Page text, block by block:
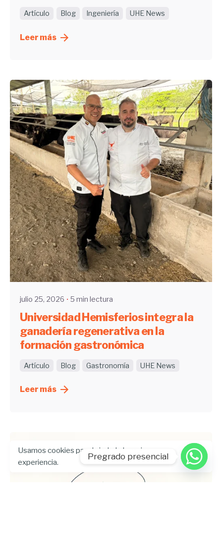
Artículo Blog Ingeniería UHE News
Leer más
Enviado por
UHE
julio 25, 2026 5 min lectura
Universidad Hemisferios integra la
ganadería regenerativa en la
formación gastronómica
Artículo Blog Gastronomía UHE News
Leer más
Usamos cookies para brindarle la mejor
experiencia.
Pregrado presencial